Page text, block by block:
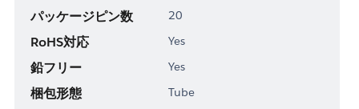
パッケージピン数 20
RoHS対応 Yes
鉛フリー Yes
梱包形態 Tube